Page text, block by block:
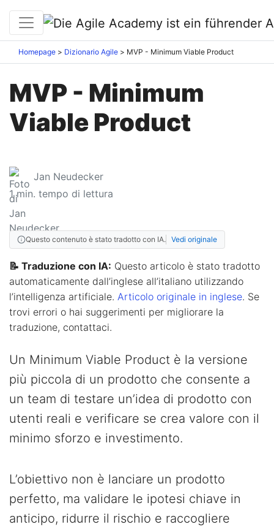
Homepage Dizionario Agile MVP - Minimum Viable Product
MVP - Minimum
Viable Product
Jan Neudecker
1min. tempo di lettura
Questo contenuto è stato tradotto con IA. Vedi originale
📝 Traduzione con IA: Questo articolo è stato tradotto
automaticamente dall’inglese all’italiano utilizzando
l’intelligenza artificiale. Articolo originale in inglese. Se
trovi errori o hai suggerimenti per migliorare la
traduzione, contattaci.
Un Minimum Viable Product è la versione
più piccola di un prodotto che consente a
un team di testare un’idea di prodotto con
utenti reali e verificare se crea valore con il
minimo sforzo e investimento.
L’obiettivo non è lanciare un prodotto
perfetto, ma validare le ipotesi chiave in
anticipo, ridurre il rischio e raccogliere